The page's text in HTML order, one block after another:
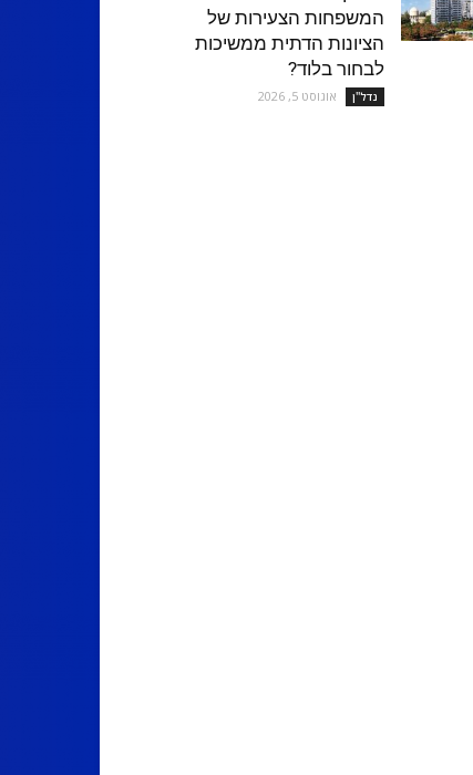
המשפחות הצעירות של
הציונות הדתית ממשיכות
לבחור בלוד?
נדל''ן אוגוסט 5, 2026